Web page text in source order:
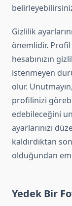
Gizlilik
önemlidir. Profil
hesabınızın
istenmeyen
olur.
profilinizi
edebileceğini
ayarlarınızı
kaldırdıktan
olduğundan
Yedek Bir